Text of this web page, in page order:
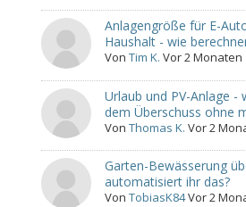
Anlagengröße für E-
Haushalt - wie
VonTim K. Vor 2 Monaten
Urlaub und PV-Anlage -
dem Überschuss ohne
VonThomas K. Vor 2
Garten-Bewässerung
automatisiert ihr das?
VonTobiasK84Vor 2